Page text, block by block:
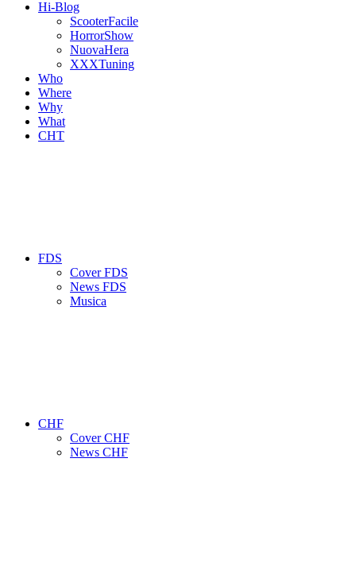
Hi-Blog
ScooterFacile
HorrorShow
NuovaHera
XXXTuning
Who
Where
Why
What
CHT
FDS
Cover FDS
News FDS
Musica
CHF
Cover CHF
News CHF